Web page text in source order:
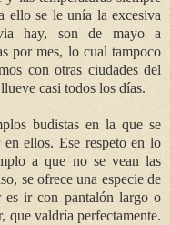
ello se le unía la excesiva
hay, son de mayo a
por mes, lo cual tampoco
con otras ciudades del
casi todos los días.
budistas en la que se
ellos. Ese respeto en lo
a que no se vean las
se ofrece una especie de
es ir con pantalón largo o
que valdría perfectamente.